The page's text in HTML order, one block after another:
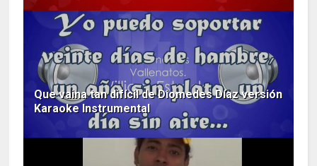
Que vaina tan difícil de Diomedes Díaz versión
Karaoke Instrumental